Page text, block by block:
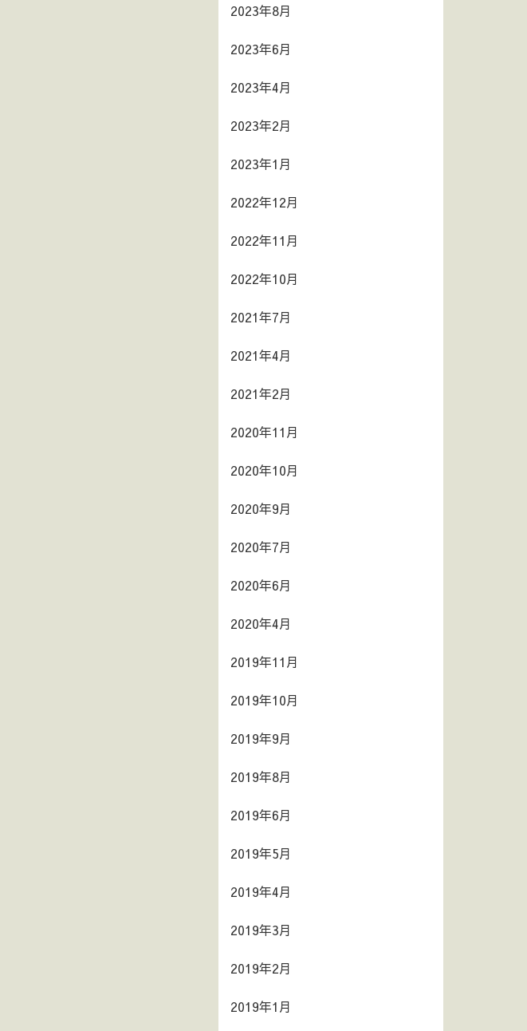
2023年8月
2023年6月
2023年4月
2023年2月
2023年1月
2022年12月
2022年11月
2022年10月
2021年7月
2021年4月
2021年2月
2020年11月
2020年10月
2020年9月
2020年7月
2020年6月
2020年4月
2019年11月
2019年10月
2019年9月
2019年8月
2019年6月
2019年5月
2019年4月
2019年3月
2019年2月
2019年1月